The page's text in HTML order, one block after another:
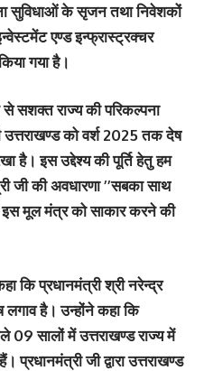
सुविधाओं के सृजन तथा निवेशकों
एण्ड इन्फ्रास्ट्रक्चर
गया है।
सशक्त राज्य की परिकल्पना
को वर्श 2025 तक देष
है। इस उद्देश्य की पूर्ति हेतु हम
जी की अवधारणा ’’सबका साथ
इस मूल मंत्र को साकार करने की
कि प्रधानमंत्री श्री नरेन्द्र
लगाव है। उन्होंने कहा कि
09 सालों में उत्तराखण्ड राज्य में
प्रधानमंत्री जी द्वारा उत्तराखण्ड